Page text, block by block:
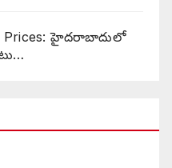
Prices: హైదరాబాదులో